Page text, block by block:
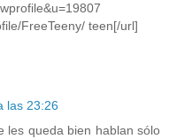
FreeTeeny/ teen[/url]
las 23:26
les queda bien hablan sólo